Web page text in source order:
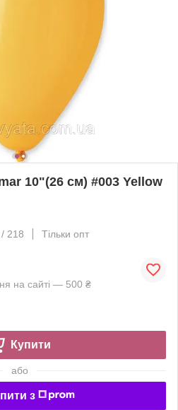
10"(26 см) #003 Yellow
218
Тільки опт
на сайті — 500 ₴
Купити
або
з